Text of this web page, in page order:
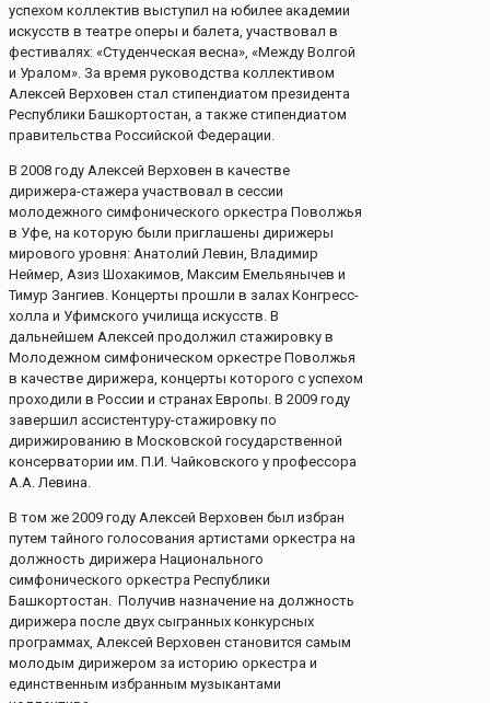
успехом коллектив выступил на юбилее академии
искусств в театре оперы и балета, участвовал в
фестивалях: «Студенческая весна», «Между Волгой
и Уралом». За время руководства коллективом
Алексей Верховен стал стипендиатом президента
Республики Башкортостан, а также стипендиатом
правительства Российской Федерации.
В 2008 году Алексей Верховен в качестве
дирижера-стажера участвовал в сессии
молодежного симфонического оркестра Поволжья
в Уфе, на которую были приглашены дирижеры
мирового уровня: Анатолий Левин, Владимир
Неймер, Азиз Шохакимов, Максим Емельянычев и
Тимур Зангиев. Концерты прошли в залах Конгресс-
холла и Уфимского училища искусств. В
дальнейшем Алексей продолжил стажировку в
Молодежном симфоническом оркестре Поволжья
в качестве дирижера, концерты которого с успехом
проходили в России и странах Европы. В 2009 году
завершил ассистентуру-стажировку по
дирижированию в Московской государственной
консерватории им. П.И. Чайковского у профессора
А.А. Левина.
В том же 2009 году Алексей Верховен был избран
путем тайного голосования артистами оркестра на
должность дирижера Национального
симфонического оркестра Республики
Башкортостан. Получив назначение на должность
дирижера после двух сыгранных конкурсных
программах, Алексей Верховен становится самым
молодым дирижером за историю оркестра и
единственным избранным музыкантами